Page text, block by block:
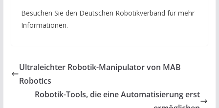
Besuchen Sie den Deutschen Robotikverband für mehr
Informationen.
Ultraleichter Robotik-Manipulator von MAB
Robotics
Robotik-Tools, die eine Automatisierung erst